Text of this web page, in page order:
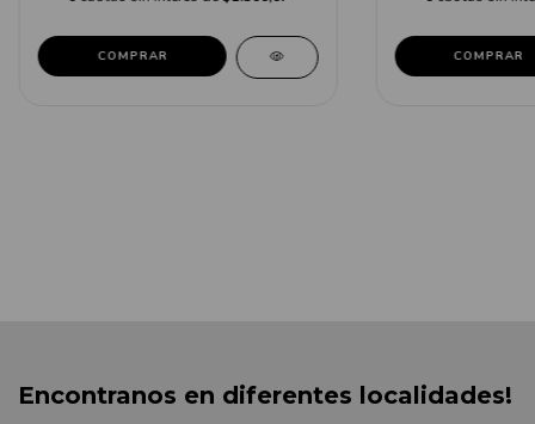
COMPRAR
Encontranos en diferentes localidades!